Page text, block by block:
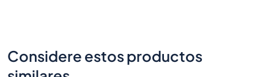
Considere estos productos